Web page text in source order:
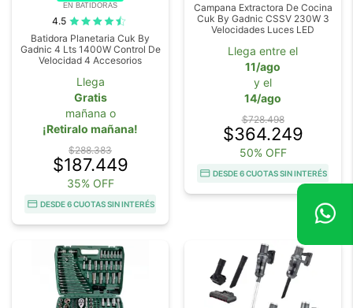
EN BATIDORAS
4.5
Batidora Planetaria Cuk By
Gadnic 4 Lts 1400W Control De
Velocidad 4 Accesorios
Llega
Gratis
mañana o
¡Retiralo mañana!
$288.383
$187.449
35% OFF
DESDE 6 CUOTAS SIN INTERÉS
Campana Extractora De Cocina
Cuk By Gadnic CSSV 230W 3
Velocidades Luces LED
Llega entre el
11/ago
y el
14/ago
$728.498
$364.249
50% OFF
DESDE 6 CUOTAS SIN INTERÉS